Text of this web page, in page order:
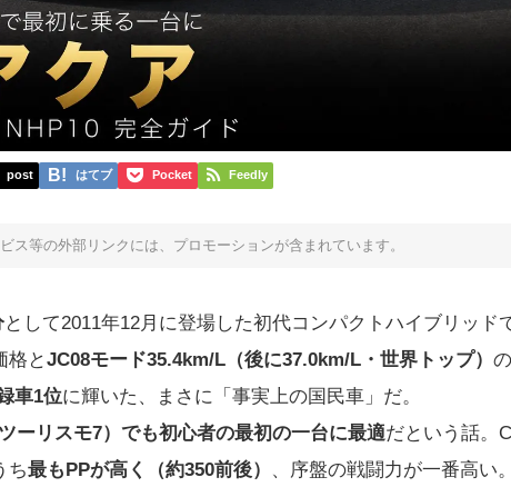
post はてブ Pocket Feedly
ス等の外部リンクには、プロモーションが含まれています。
として2011年12月に登場した初代コンパクトハイブリッド
格とJC08モード35.4km/L（後に37.0km/L・世界トップ）
車1位に輝いた、まさに「事実上の国民車」だ。
ーリスモ7）でも初心者の最初の一台に最適だという話。
ち最もPPが高く（約350前後）
、序盤の戦闘力が一番高い